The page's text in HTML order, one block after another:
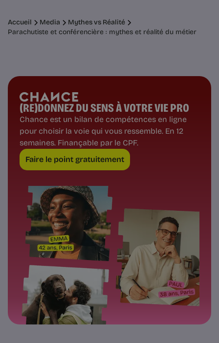
Accueil Media
Mythes vs Réalité
Parachutiste et conférencière : mythes et réalité du métier
(RE)DONNEZ DU SENS À VOTRE VIE PRO
Chance est un bilan de compétences en ligne
pour choisir la voie qui vous ressemble. En 12
semaines. Finançable par le CPF.
Faire le point gratuitement